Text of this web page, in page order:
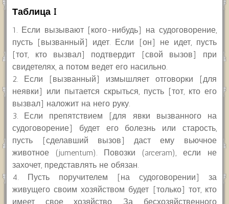
Таблица I
1. Если вызывают [кого-нибудь] на судоговорение,
пусть [вызванный] идет. Если [он] не идет, пусть
[тот, кто вызвал] подтвердит [свой вызов] при
свидетелях, а потом ведет его насильно.
2. Если [вызванный] измышляет отговорки [для
неявки] или пытается скрыться, пусть [тот, кто его
вызвал] наложит на него руку.
3. Если препятствием [для явки вызванного на
судоговорение] будет его болезнь или старость,
пусть [сделавший вызов] даст ему вьючное
животное (jumentum). Повозки (arceram), если не
захочет, представлять не обязан.
4. Пусть поручителем [на судоговорении] за
живущего своим хозяйством будет [только] тот, кто
имеет свое хозяйство. За бесхозяйственного